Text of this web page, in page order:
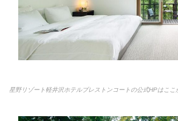
星野リゾート軽井沢ホテルブレストンコートの公式HPはここ